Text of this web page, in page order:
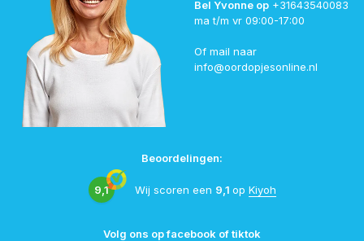
Bel Yvonne op +31643540083
ma t/m vr 09:00-17:00
Of mail naar
info@oordopjesonline.nl
Beoordelingen:
9,1 Wij scoren een 9,1 op Kiyoh
Volg ons op facebook of tiktok